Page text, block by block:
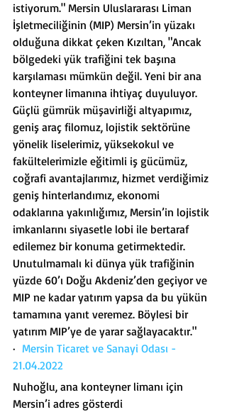
istiyorum." Mersin Uluslararası Liman
İşletmeciliğinin (MIP) Mersin’in yüzakı
olduğuna dikkat çeken Kızıltan, "Ancak
bölgedeki yük trafiğini tek başına
karşılaması mümkün değil. Yeni bir ana
konteyner limanına ihtiyaç duyuluyor.
Güçlü gümrük müşavirliği altyapımız,
geniş araç filomuz, lojistik sektörüne
yönelik liselerimiz, yüksekokul ve
fakültelerimizle eğitimli iş gücümüz,
coğrafi avantajlarımız, hizmet verdiğimiz
geniş hinterlandımız, ekonomi
odaklarına yakınlığımız, Mersin’in lojistik
imkanlarını siyasetle lobi ile bertaraf
edilemez bir konuma getirmektedir.
Unutulmamalı ki dünya yük trafiğinin
yüzde 60’ı Doğu Akdeniz’den geçiyor ve
MIP ne kadar yatırım yapsa da bu yükün
tamamına yanıt veremez. Böylesi bir
yatırım MIP’ye de yarar sağlayacaktır."
· Mersin Ticaret ve Sanayi Odası -
21.04.2022
Nuhoğlu, ana konteyner limanı için
Mersin’i adres gösterdi